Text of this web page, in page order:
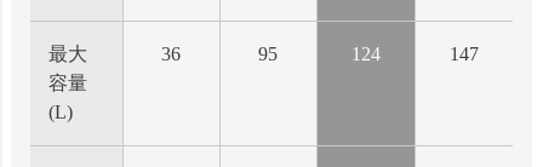
最大
容量
(L)
36 95 124 147